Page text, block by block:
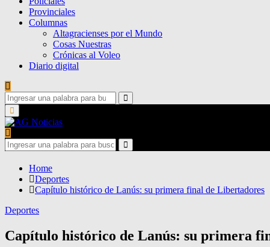
Provinciales
Columnas
Altagracienses por el Mundo
Cosas Nuestras
Crónicas al Voleo
Diario digital
Search
for:
Search
Primary
Menu
Search
for:
Search
Home
Deportes
Capítulo histórico de Lanús: su primera final de Libertadores
Deportes
Capítulo histórico de Lanús: su primera